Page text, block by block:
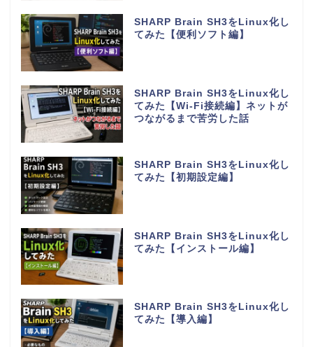
SHARP Brain SH3をLinux化し
てみた【便利ソフト編】
SHARP Brain SH3をLinux化し
てみた【Wi-Fi接続編】ネットが
つながるまで苦労した話
SHARP Brain SH3をLinux化し
てみた【初期設定編】
SHARP Brain SH3をLinux化し
てみた【インストール編】
SHARP Brain SH3をLinux化し
てみた【導入編】